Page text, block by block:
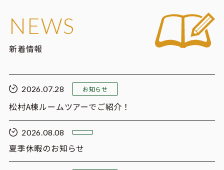
NEWS
新着情報
2026.07.28 お知らせ
松村A棟ルームツアーでご紹介！
2026.08.08
夏季休暇のお知らせ